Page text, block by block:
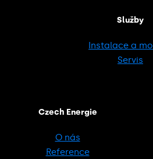
Služby
Instalace a
Servis
Czech Energie
O nás
Reference